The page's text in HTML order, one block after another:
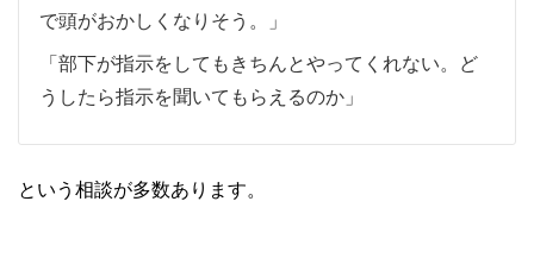
で頭がおかしくなりそう。」
「部下が指示をしてもきちんとやってくれない。ど
うしたら指示を聞いてもらえるのか」
という相談が多数あります。